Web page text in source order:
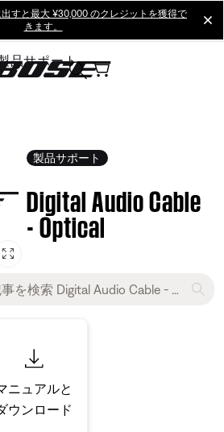
出すと最大 ¥30,000 のクレジットを獲得で
きます。
品サポート
製品サポート
Digital Audio Cable
- Optical
ニュアルと
ウンロード